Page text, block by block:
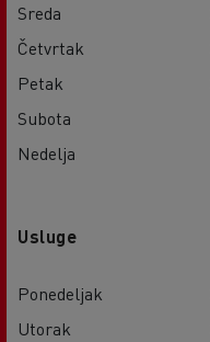
Sreda
Četvrtak
Petak
Subota
Nedelja
Usluge
Ponedeljak
Utorak